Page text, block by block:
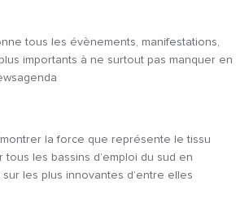
tous les évènements, manifestations,
importants à ne surtout pas manquer en
la force que représente le tissu
les bassins d’emploi du sud en
les plus innovantes d’entre elles